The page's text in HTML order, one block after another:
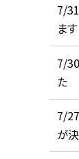
7/
ます
7/
た
7/
が